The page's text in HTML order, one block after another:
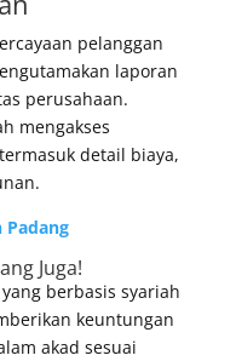
pelanggan
laporan
perusahaan.
mengakses
detail biaya,
Padang
Juga!
berbasis syariah
keuntungan
akad sesuai